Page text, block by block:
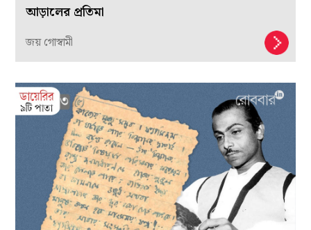
আড়ালের প্রতিমা
জয় গোস্বামী